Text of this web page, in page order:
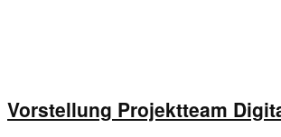
Vorstellung Projektteam